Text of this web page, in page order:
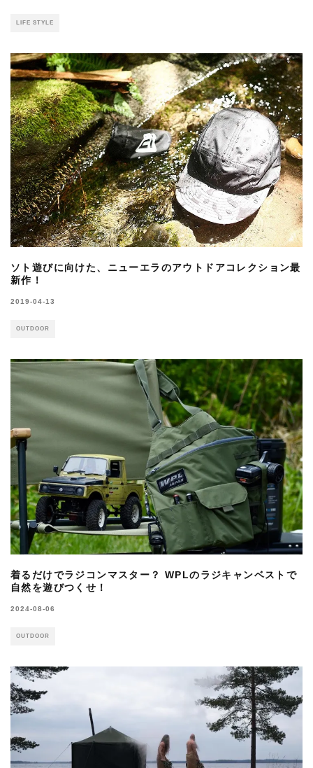
LIFE STYLE
ソト遊びに向けた、ニューエラのアウトドアコレクション最
新作！
2019-04-13
OUTDOOR
着るだけでラジコンマスター？ WPLのラジキャンベストで
自然を遊びつくせ！
2024-08-06
OUTDOOR